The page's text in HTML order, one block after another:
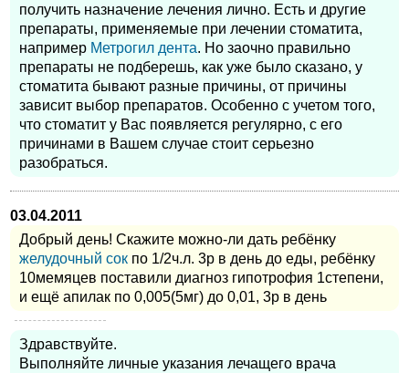
получить назначение лечения лично. Есть и другие
препараты, применяемые при лечении стоматита,
например Метрогил дента. Но заочно правильно
препараты не подберешь, как уже было сказано, у
стоматита бывают разные причины, от причины
зависит выбор препаратов. Особенно с учетом того,
что стоматит у Вас появляется регулярно, с его
причинами в Вашем случае стоит серьезно
разобраться.
03.04.2011
Добрый день! Скажите можно-ли дать ребёнку
желудочный сок по 1/2ч.л. 3р в день до еды, ребёнку
10мемяцев поставили диагноз гипотрофия 1степени,
и ещё апилак по 0,005(5мг) до 0,01, 3р в день
Здравствуйте.
Выполняйте личные указания лечащего врача